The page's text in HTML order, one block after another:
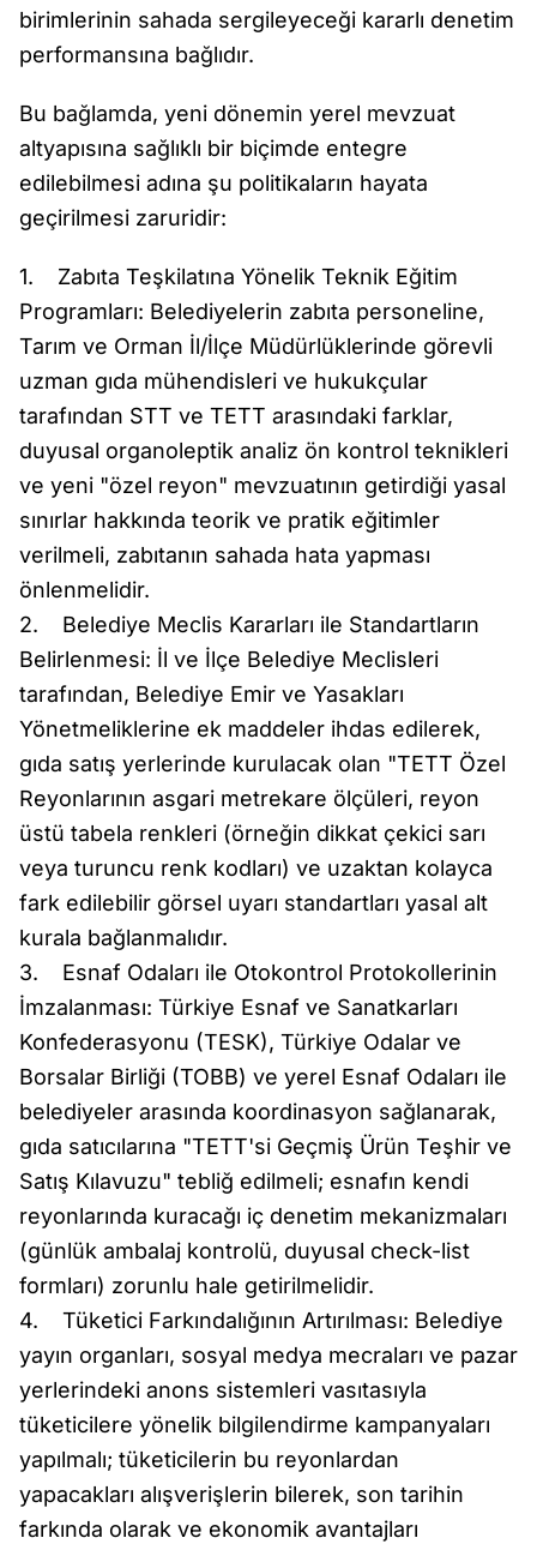
birimlerinin sahada sergileyeceği kararlı denetim
performansına bağlıdır.
Bu bağlamda, yeni dönemin yerel mevzuat
altyapısına sağlıklı bir biçimde entegre
edilebilmesi adına şu politikaların hayata
geçirilmesi zaruridir:
1. Zabıta Teşkilatına Yönelik Teknik Eğitim
Programları: Belediyelerin zabıta personeline,
Tarım ve Orman İl/İlçe Müdürlüklerinde görevli
uzman gıda mühendisleri ve hukukçular
tarafından STT ve TETT arasındaki farklar,
duyusal organoleptik analiz ön kontrol teknikleri
ve yeni "özel reyon" mevzuatının getirdiği yasal
sınırlar hakkında teorik ve pratik eğitimler
verilmeli, zabıtanın sahada hata yapması
önlenmelidir.
2. Belediye Meclis Kararları ile Standartların
Belirlenmesi: İl ve İlçe Belediye Meclisleri
tarafından, Belediye Emir ve Yasakları
Yönetmeliklerine ek maddeler ihdas edilerek,
gıda satış yerlerinde kurulacak olan "TETT Özel
Reyonlarının asgari metrekare ölçüleri, reyon
üstü tabela renkleri (örneğin dikkat çekici sarı
veya turuncu renk kodları) ve uzaktan kolayca
fark edilebilir görsel uyarı standartları yasal alt
kurala bağlanmalıdır.
3. Esnaf Odaları ile Otokontrol Protokollerinin
İmzalanması: Türkiye Esnaf ve Sanatkarları
Konfederasyonu (TESK), Türkiye Odalar ve
Borsalar Birliği (TOBB) ve yerel Esnaf Odaları ile
belediyeler arasında koordinasyon sağlanarak,
gıda satıcılarına "TETT'si Geçmiş Ürün Teşhir ve
Satış Kılavuzu" tebliğ edilmeli; esnafın kendi
reyonlarında kuracağı iç denetim mekanizmaları
(günlük ambalaj kontrolü, duyusal check-list
formları) zorunlu hale getirilmelidir.
4. Tüketici Farkındalığının Artırılması: Belediye
yayın organları, sosyal medya mecraları ve pazar
yerlerindeki anons sistemleri vasıtasıyla
tüketicilere yönelik bilgilendirme kampanyaları
yapılmalı; tüketicilerin bu reyonlardan
yapacakları alışverişlerin bilerek, son tarihin
farkında olarak ve ekonomik avantajları